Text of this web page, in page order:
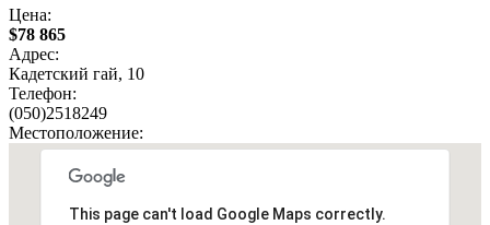
Цена:
$78 865
Адрес:
Кадетский гай, 10
Телефон:
(050)2518249
Местоположение:
This page can't load Google Maps correctly.